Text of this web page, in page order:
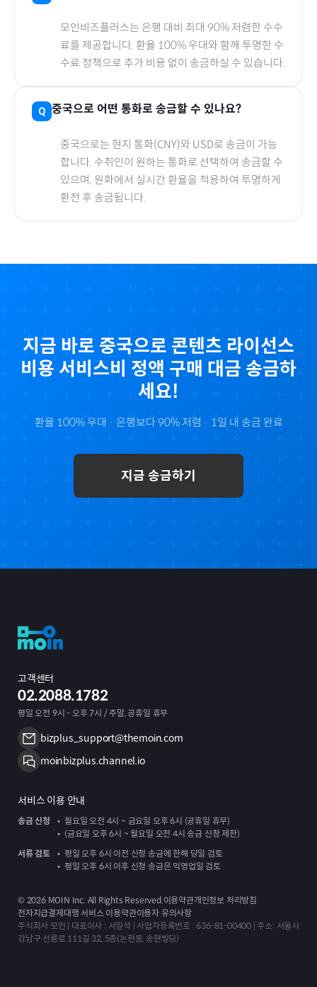
모인비즈플러스는 은행 대비 최대 90% 저렴한 수수
료를 제공합니다. 환율 100% 우대와 함께 투명한 수
수료 정책으로 추가 비용 없이 송금하실 수 있습니다.
중국으로 어떤 통화로 송금할 수 있나요?
중국으로는 현지 통화(CNY)와 USD로 송금이 가능
합니다. 수취인이 원하는 통화로 선택하여 송금할 수
있으며, 원화에서 실시간 환율을 적용하여 투명하게
환전 후 송금됩니다.
지금 바로 중국으로 콘텐츠 라이선스
비용 서비스비 정액 구매 대금 송금하
세요!
환율 100% 우대 · 은행보다 90% 저렴 · 1일 내 송금 완료
지금 송금하기
고객센터
02.2088.1782
평일 오전 9시 - 오후 7시 / 주말, 공휴일 휴무
bizplus_support@themoin.com
moinbizplus.channel.io
서비스 이용 안내
송금 신청
월요일 오전 4시 ~ 금요일 오후 6시 (공휴일 휴무)
(금요일 오후 6시 ~ 월요일 오전 4시 송금 신청 제한)
서류 검토
평일 오후 6시 이전 신청 송금에 한해 당일 검토
평일 오후 6시 이후 신청 송금은 익영업일 검토
© 2026MOIN Inc. All Rights Reserved.이용약관개인정보 처리방침
전자지급결제대행 서비스 이용약관이용자 유의사항
주식회사 모인 | 대표이사 : 서일석 | 사업자등록번호 : 636-81-00400 | 주소: 서울시
강남구 선릉로 111길 32, 5층(논현동, 송현빌딩)